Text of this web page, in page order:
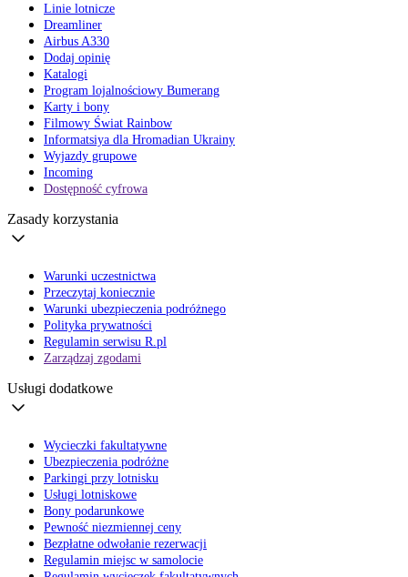
Linie lotnicze
Dreamliner
Airbus A330
Dodaj opinię
Katalogi
Program lojalnościowy Bumerang
Karty i bony
Filmowy Świat Rainbow
Informatsiya dla Hromadian Ukrainy
Wyjazdy grupowe
Incoming
Dostępność cyfrowa
Zasady korzystania
Warunki uczestnictwa
Przeczytaj koniecznie
Warunki ubezpieczenia podróżnego
Polityka prywatności
Regulamin serwisu R.pl
Zarządzaj zgodami
Usługi dodatkowe
Wycieczki fakultatywne
Ubezpieczenia podróżne
Parkingi przy lotnisku
Usługi lotniskowe
Bony podarunkowe
Pewność niezmiennej ceny
Bezpłatne odwołanie rezerwacji
Regulamin miejsc w samolocie